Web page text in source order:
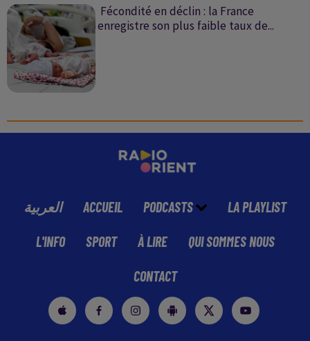
Fécondité en déclin : la France
enregistre son plus faible taux de...
العربية ACCUEIL PODCASTS LA PLAYLIST
L'INFO SPORT À LIRE QUI SOMMES NOUS
CONTACT